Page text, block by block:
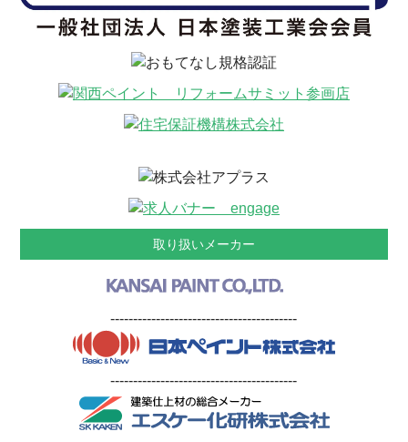
取り扱いメーカー
-----------------------------------------
-----------------------------------------